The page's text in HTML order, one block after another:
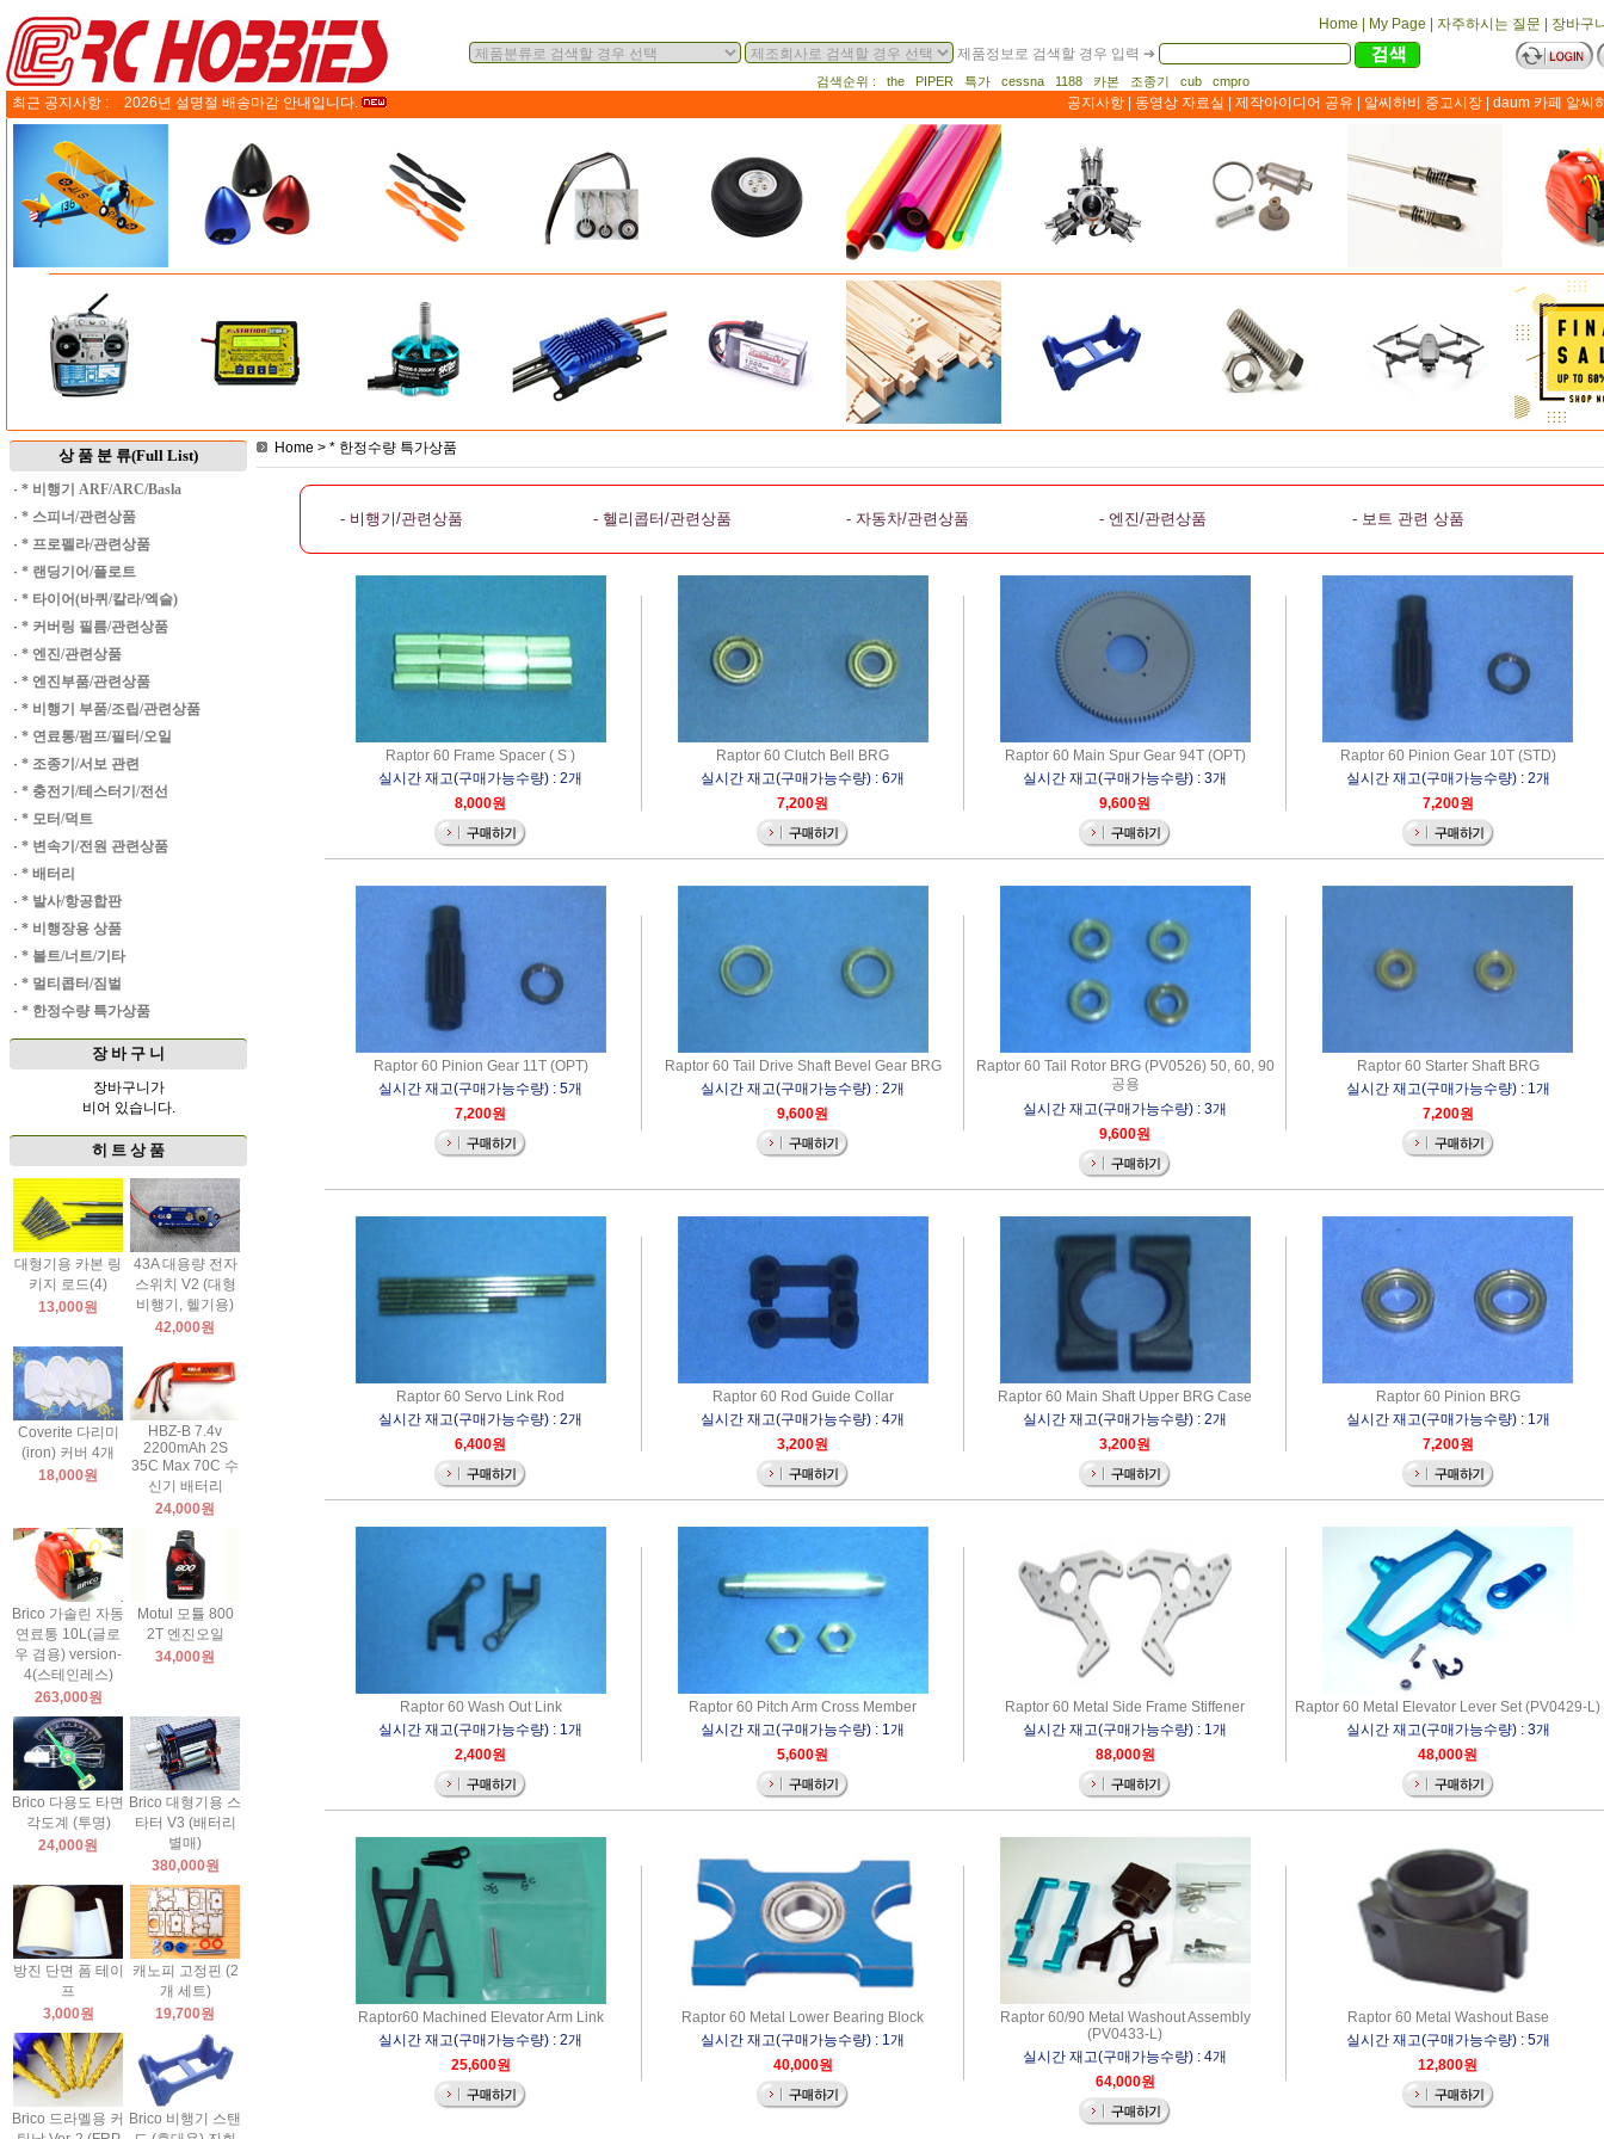
Home My Page 자주하시는 질문
장바구
제품정보로 검색할 경우 입력 ➔
검색순위 : the PIPER 특가 cessna 1188 카본 조종기 cub cmpro
최근 공지사항 : 2026년 설명절 배송마감 안내입니다. 공지사항 동영상 자료실 제작아이디어 공유 알씨하비 중고시장 daum 카페 알씨
상 품 분 류(Full List)
· * 비행기 ARF/ARC/Basla
· * 스피너/관련상품
· * 프로펠라/관련상품
· * 랜딩기어/플로트
· * 타이어(바퀴/칼라/엑슬)
· * 커버링 필름/관련상품
· * 엔진/관련상품
· * 엔진부품/관련상품
· * 비행기 부품/조립/관련상품
· * 연료통/펌프/필터/오일
· * 조종기/서보 관련
· * 충전기/테스터기/전선
· * 모터/덕트
· * 변속기/전원 관련상품
· * 배터리
· * 발사/항공합판
· * 비행장용 상품
· * 볼트/너트/기타
· * 멀티콥터/짐벌
· * 한정수량 특가상품
장 바 구 니
장바구니가
비어 있습니다.
히 트 상 품
대형기용 카본 링
키지 로드(4)
13,000원
43A 대용량 전자
스위치 V2 (대형
비행기, 헬기용)
42,000원
Coverite 다리미
(iron) 커버 4개
18,000원
HBZ-B 7.4v
2200mAh 2S
35C Max 70C 수
신기 배터리
24,000원
Brico 가솔린 자동
연료통 10L(글로
우 겸용) version-
4(스테인레스)
263,000원
Motul 모튤 800
2T 엔진오일
34,000원
Brico 다용도 타면
각도계 (투명)
24,000원
Brico 대형기용 스
타터 V3 (배터리
별매)
380,000원
방진 단면 폼 테이
프
3,000원
캐노피 고정핀 (2
개 세트)
19,700원
Brico 드라멜용 커
Brico 비행기 스탠
Home > * 한정수량 특가상품
- 비행기/관련상품 - 헬리콥터/관련상품 - 자동차/관련상품 - 엔진/관련상품 - 보트 관련 상품
Raptor 60 Frame Spacer ( S )
실시간 재고(구매가능수량) : 2개
8,000원
Raptor 60 Clutch Bell BRG
실시간 재고(구매가능수량) : 6개
7,200원
Raptor 60 Main Spur Gear 94T (OPT)
실시간 재고(구매가능수량) : 3개
9,600원
Raptor 60 Pinion Gear 10T (STD)
실시간 재고(구매가능수량) : 2개
7,200원
Raptor 60 Pinion Gear 11T (OPT)
실시간 재고(구매가능수량) : 5개
7,200원
Raptor 60 Tail Drive Shaft Bevel Gear BRG
실시간 재고(구매가능수량) : 2개
9,600원
Raptor 60 Tail Rotor BRG (PV0526) 50, 60, 90
공용
실시간 재고(구매가능수량) : 3개
9,600원
Raptor 60 Starter Shaft BRG
실시간 재고(구매가능수량) : 1개
7,200원
Raptor 60 Servo Link Rod
실시간 재고(구매가능수량) : 2개
6,400원
Raptor 60 Rod Guide Collar
실시간 재고(구매가능수량) : 4개
3,200원
Raptor 60 Main Shaft Upper BRG Case
실시간 재고(구매가능수량) : 2개
3,200원
Raptor 60 Pinion BRG
실시간 재고(구매가능수량) : 1개
7,200원
Raptor 60 Wash Out Link
실시간 재고(구매가능수량) : 1개
2,400원
Raptor 60 Pitch Arm Cross Member
실시간 재고(구매가능수량) : 1개
5,600원
Raptor 60 Metal Side Frame Stiffener
실시간 재고(구매가능수량) : 1개
88,000원
Raptor 60 Metal Elevator Lever Set (PV0429-L)
실시간 재고(구매가능수량) : 3개
48,000원
Raptor60 Machined Elevator Arm Link
실시간 재고(구매가능수량) : 2개
25,600원
Raptor 60 Metal Lower Bearing Block
실시간 재고(구매가능수량) : 1개
40,000원
Raptor 60/90 Metal Washout Assembly
(PV0433-L)
실시간 재고(구매가능수량) : 4개
64,000원
Raptor 60 Metal Washout Base
실시간 재고(구매가능수량) : 5개
12,800원